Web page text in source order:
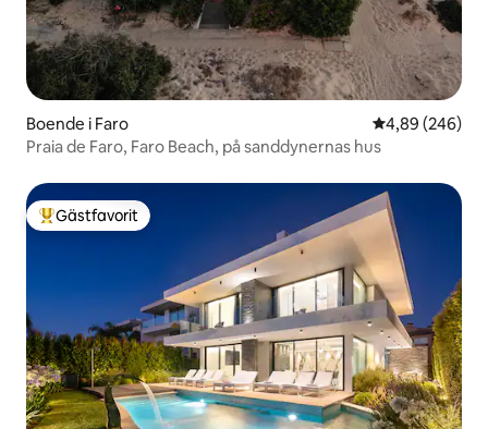
Boende i Faro 4,89 av 5 i
4,89 (246)
Praia de Faro, Faro Beach, på sanddynernas hus
Populär gästfavorit
Gästfavorit